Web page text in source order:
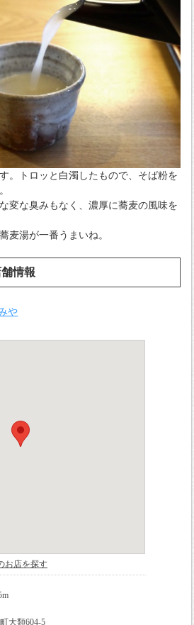
。トロッと白濁したもので、そば粉を
変な臭みもなく、濃厚に蕎麦の風味を
麦湯が一番うまいね。
情報
や